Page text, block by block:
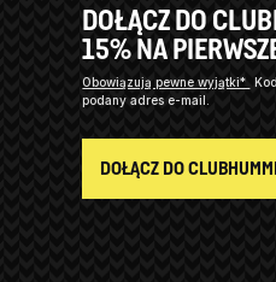
DOŁĄCZ DO
15% NA
Obowiązują pewne wyjątki*
podany adres e-mail.
DOŁĄCZ DO